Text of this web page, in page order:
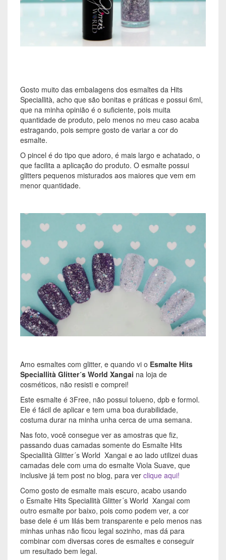
Gosto muito das embalagens dos esmaltes da Hits
Speciallità, acho que são bonitas e práticas e possui 6ml,
que na minha opinião é o suficiente, pois muita
quantidade de produto, pelo menos no meu caso acaba
estragando, pois sempre gosto de variar a cor do
esmalte.
O pincel é do tipo que adoro, é mais largo e achatado, o
que facilita a aplicação do produto. O esmalte possui
glitters pequenos misturados aos maiores que vem em
menor quantidade.
Amo esmaltes com glitter, e quando vi o Esmalte Hits
Speciallità Glitter´s World Xangai na loja de
cosméticos, não resisti e comprei!
Este esmalte é 3Free, não possui tolueno, dpb e formol.
Ele é fácil de aplicar e tem uma boa durabilidade,
costuma durar na minha unha cerca de uma semana.
Nas foto, você consegue ver as amostras que fiz,
passando duas camadas somente do Esmalte Hits
Speciallità Glitter´s World Xangai e ao lado utilizei duas
camadas dele com uma do esmalte Viola Suave, que
inclusive já tem post no blog, para ver clique aqui!
Como gosto de esmalte mais escuro, acabo usando
o Esmalte Hits Speciallità Glitter´s World Xangai com
outro esmalte por baixo, pois como podem ver, a cor
base dele é um lilás bem transparente e pelo menos nas
minhas unhas não ficou legal sozinho, mas dá para
combinar com diversas cores de esmaltes e conseguir
um resultado bem legal.